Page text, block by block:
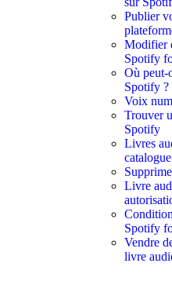
Publier
Modifier
Spotify
Où peut-
Spotify ?
Voix
Trouver
Spotify
Livres
catalogue
Livre
Spotify
Vendre
livre